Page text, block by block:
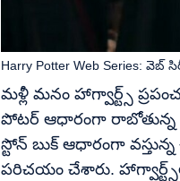
మళ్లీ మనం హాగ్వార్ట్స్‌
పోటర్ ఆధారంగా రాబోతున్న
స్టోన్ బుక్ ఆధారంగా
పరిచయం చేశారు.
Harry Potter Web Series: